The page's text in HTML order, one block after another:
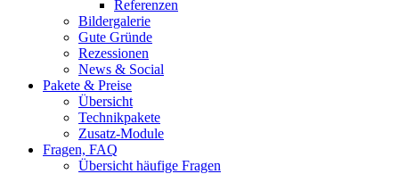
Referenzen
Bildergalerie
Gute Gründe
Rezessionen
News & Social
Pakete & Preise
Übersicht
Technikpakete
Zusatz-Module
Fragen, FAQ
Übersicht häufige Fragen